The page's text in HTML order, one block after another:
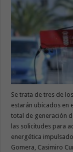
Se trata de tres de
estarán ubicados en
total de generación
las solicitudes para
energética
Gomera, Casimiro